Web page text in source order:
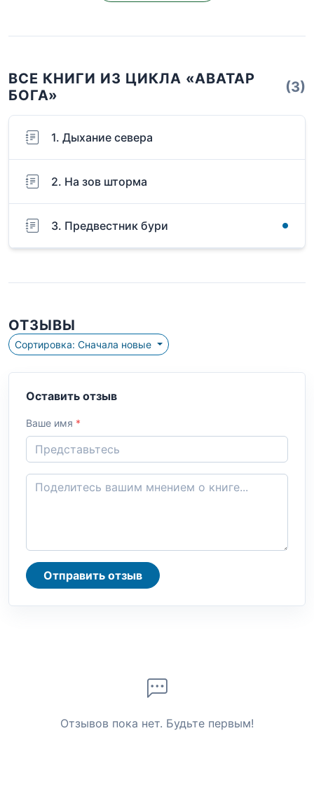
ВСЕ КНИГИ ИЗ ЦИКЛА «АВАТАР
БОГА»
(3)
1. Дыхание севера
2. На зов шторма
3. Предвестник бури
ОТЗЫВЫ
Сортировка: Сначала новые
Оставить отзыв
Ваше имя *
Отправить отзыв
Отзывов пока нет. Будьте первым!